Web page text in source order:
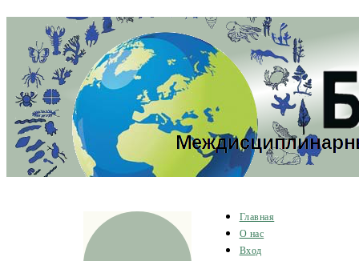
Главная
О нас
Вход